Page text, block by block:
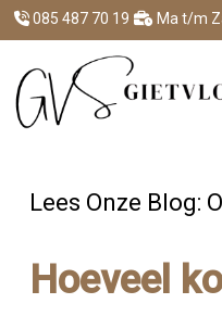
085 487 70 19 Ma t/m
Lees Onze Blog:
Hoeveel